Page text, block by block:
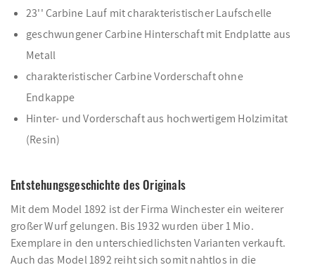
23'' Carbine Lauf mit charakteristischer Laufschelle
geschwungener Carbine Hinterschaft mit Endplatte aus
Metall
charakteristischer Carbine Vorderschaft ohne
Endkappe
Hinter- und Vorderschaft aus hochwertigem Holzimitat
(Resin)
Entstehungsgeschichte des Originals
Mit dem Model 1892 ist der Firma Winchester ein weiterer
großer Wurf gelungen. Bis 1932 wurden über 1 Mio.
Exemplare in den unterschiedlichsten Varianten verkauft.
Auch das Model 1892 reiht sich somit nahtlos in die